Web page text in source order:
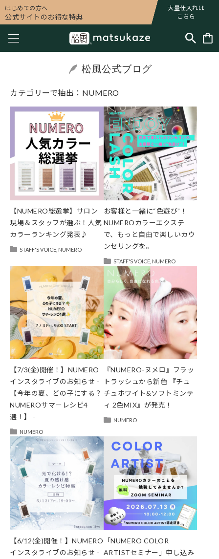
はじめての方へ
公式サイトのお得な特典
大量仕入れは
こちら
松風公式ブログ
カテゴリーで抽出：NUMERO
【NUMERO総選挙】サロン
現場＆スタッフが選ぶ！人気
カラーランキング発表♪
STAFF'S VOICE NUMERO
お客様と一緒に“色遊び”！
NUMEROカラーエクステ
で、もっと自由で楽しいカウ
ンセリングを。
STAFF'S VOICE, NUMERO
【7/3(金)開催！】NUMERO
インスタライブのお知らせ -
【今年の夏、どの子にする？
NUMEROサマーレシピ4
選！】 -
NUMERO
『NUMERO-ヌメロ』フラッ
トラッシュから新色 『チュ
チュホワイト&ソフトミンテ
ィ 2色MIX』が発売！
NUMERO
【6/12(金)開催！】NUMERO
インスタライブのお知らせ -
「NUMERO COLOR
ARTISTセミナー」申し込み